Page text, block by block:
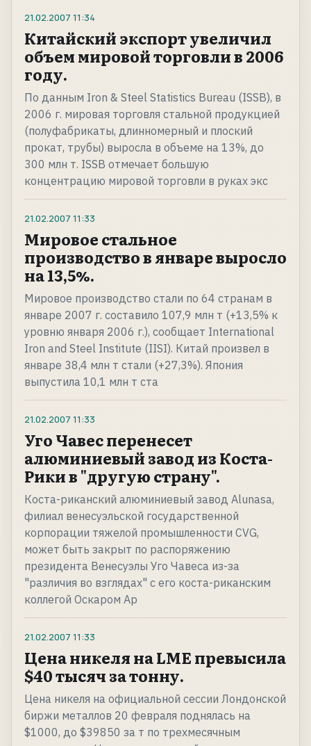
21.02.2007 11:34
Китайский экспорт увеличил
объем мировой торговли в 2006
году.
По данным Iron & Steel Statistics Bureau (ISSB), в
2006 г. мировая торговля стальной продукцией
(полуфабрикаты, длинномерный и плоский
прокат, трубы) выросла в объеме на 13%, до
300 млн т. ISSB отмечает большую
концентрацию мировой торговли в руках экс
21.02.2007 11:33
Мировое стальное
производство в январе выросло
на 13,5%.
Мировое производство стали по 64 странам в
январе 2007 г. составило 107,9 млн т (+13,5% к
уровню января 2006 г.), сообщает International
Iron and Steel Institute (IISI). Китай произвел в
январе 38,4 млн т стали (+27,3%). Япония
выпустила 10,1 млн т ста
21.02.2007 11:33
Уго Чавес перенесет
алюминиевый завод из Коста-
Рики в "другую страну".
Коста-риканский алюминиевый завод Alunasa,
филиал венесуэльской государственной
корпорации тяжелой промышленности CVG,
может быть закрыт по распоряжению
президента Венесуэлы Уго Чавеса из-за
"различия во взглядах" с его коста-риканским
коллегой Оскаром Ар
21.02.2007 11:33
Цена никеля на LME превысила
$40 тысяч за тонну.
Цена никеля на официальной сессии Лондонской
биржи металлов 20 февраля поднялась на
$1000, до $39850 за т по трехмесячным